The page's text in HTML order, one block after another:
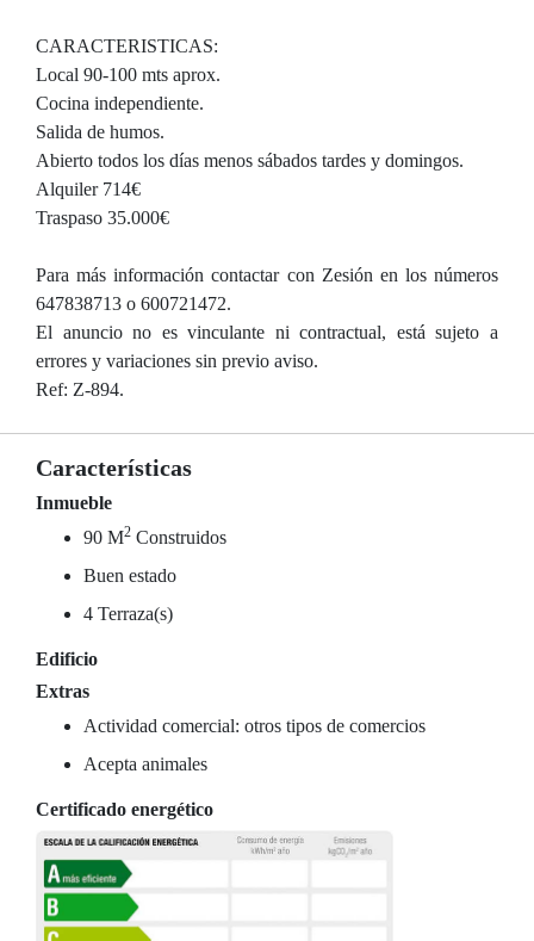
CARACTERISTICAS:
Local 90-100 mts aprox.
Cocina independiente.
Salida de humos.
Abierto todos los días menos sábados tardes y domingos.
Alquiler 714€
Traspaso 35.000€
Para más información contactar con Zesión en los números
647838713 o 600721472.
El anuncio no es vinculante ni contractual, está sujeto a
errores y variaciones sin previo aviso.
Ref: Z-894.
Características
Inmueble
90 M2 Construidos
Buen estado
4 Terraza(s)
Edificio
Extras
Actividad comercial: otros tipos de comercios
Acepta animales
Certificado energético